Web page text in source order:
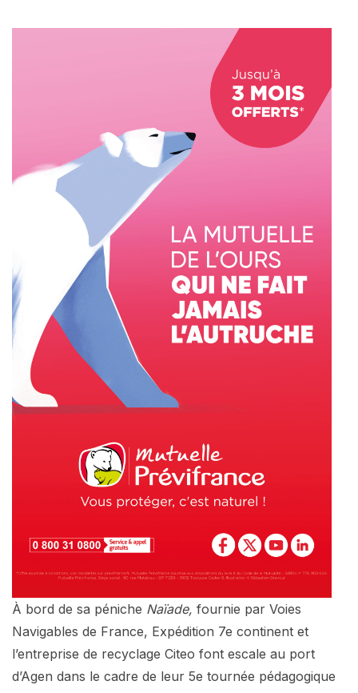
À bord de sa péniche Naïade, fournie par Voies
Navigables de France, Expédition 7e continent et
l’entreprise de recyclage Citeo font escale au port
d’Agen dans le cadre de leur 5e tournée pédagogique